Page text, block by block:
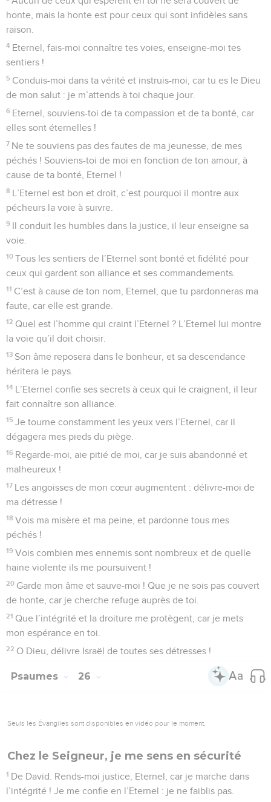
honte, mais la honte est pour ceux qui sont infidèles sans
raison.
4 Eternel, fais-moi connaître tes voies, enseigne-moi tes
sentiers !
5 Conduis-moi dans ta vérité et instruis-moi, car tu es le Dieu
de mon salut : je m’attends à toi chaque jour.
6 Eternel, souviens-toi de ta compassion et de ta bonté, car
elles sont éternelles !
7 Ne te souviens pas des fautes de ma jeunesse, de mes
péchés ! Souviens-toi de moi en fonction de ton amour, à
cause de ta bonté, Eternel !
8 L’Eternel est bon et droit, c’est pourquoi il montre aux
pécheurs la voie à suivre.
9 Il conduit les humbles dans la justice, il leur enseigne sa
voie.
10 Tous les sentiers de l’Eternel sont bonté et fidélité pour
ceux qui gardent son alliance et ses commandements.
11 C’est à cause de ton nom, Eternel, que tu pardonneras ma
faute, car elle est grande.
12 Quel est l’homme qui craint l’Eternel ? L’Eternel lui montre
la voie qu’il doit choisir.
13 Son âme reposera dans le bonheur, et sa descendance
héritera le pays.
14 L’Eternel confie ses secrets à ceux qui le craignent, il leur
fait connaître son alliance.
15 Je tourne constamment les yeux vers l’Eternel, car il
dégagera mes pieds du piège.
16 Regarde-moi, aie pitié de moi, car je suis abandonné et
malheureux !
17 Les angoisses de mon cœur augmentent : délivre-moi de
ma détresse !
18 Vois ma misère et ma peine, et pardonne tous mes
péchés !
19 Vois combien mes ennemis sont nombreux et de quelle
haine violente ils me poursuivent !
20 Garde mon âme et sauve-moi ! Que je ne sois pas couvert
de honte, car je cherche refuge auprès de toi.
21 Que l’intégrité et la droiture me protègent, car je mets
mon espérance en toi.
22 O Dieu, délivre Israël de toutes ses détresses !
Psaumes 26
Seuls les Évangiles sont disponibles en vidéo pour le moment.
Chez le Seigneur, je me sens en sécurité
1 De David. Rends-moi justice, Eternel, car je marche dans
l’intégrité ! Je me confie en l’Eternel : je ne faiblis pas.